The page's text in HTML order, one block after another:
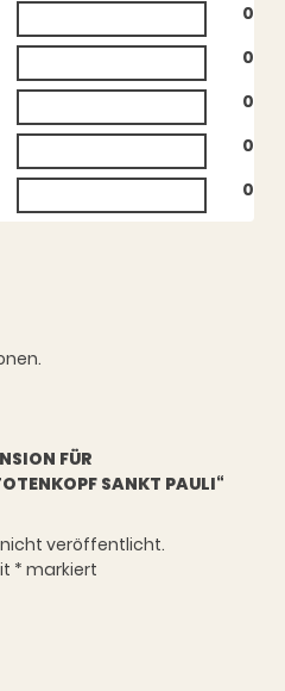
0
0
0
0
0
FÜR
SANKT PAULI“
veröffentlicht.
* markiert